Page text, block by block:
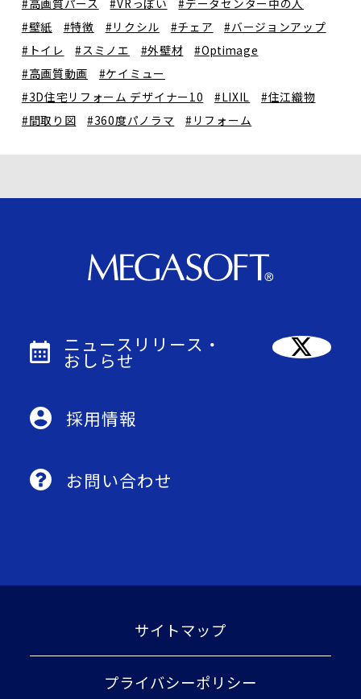
#高画質パース
#VRっぽい
#データセンター中の人
#壁紙
#特徴 #リクシル #チェア
#バージョンアップ
#トイレ
#スミノエ #外壁材
#Optimage
#高画質動画
#ケイミュー
#3D住宅リフォーム デザイナー10
#LIXIL
#住江織物
#間取り図
#360度パノラマ #リフォーム
ニュースリリース・
おしらせ
採用情報
お問い合わせ
サイトマップ
プライバシーポリシー